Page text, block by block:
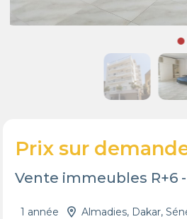
Prix sur
Vente immeubles R+6
1 année Almadies, Dakar,